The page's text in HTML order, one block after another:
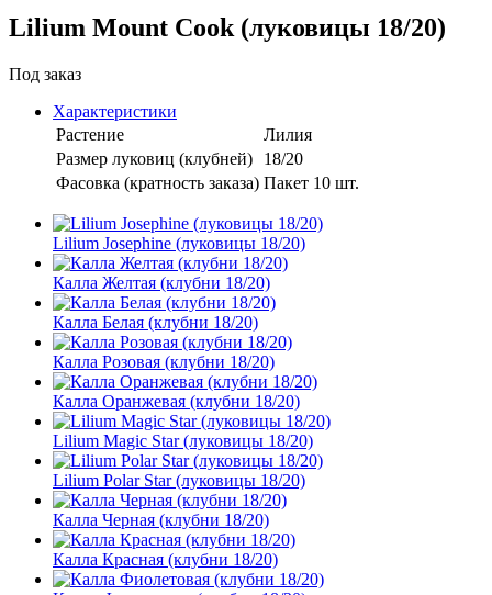
Lilium Mount Cook (луковицы 18/20)
Под заказ
Характеристики
Растение
Лилия
Размер луковиц (клубней)
18/20
Фасовка (кратность заказа) Пакет 10 шт.
Lilium Josephine (луковицы 18/20)
Калла Желтая (клубни 18/20)
Калла Белая (клубни 18/20)
Калла Розовая (клубни 18/20)
Калла Оранжевая (клубни 18/20)
Lilium Magic Star (луковицы 18/20)
Lilium Polar Star (луковицы 18/20)
Калла Черная (клубни 18/20)
Калла Красная (клубни 18/20)